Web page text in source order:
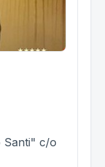
Santi" c/o